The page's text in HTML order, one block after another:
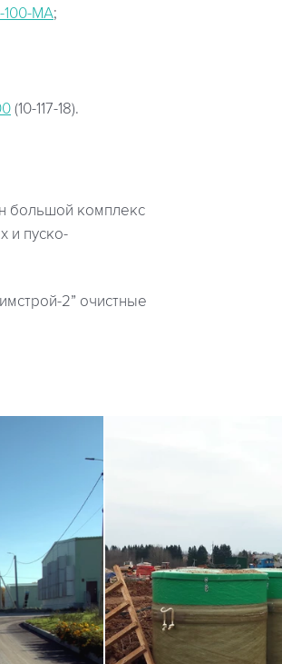
100-МА;
(10-117-18).
большой комплекс
и пуско-
2” очистные